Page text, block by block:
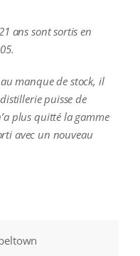
ans sont sortis en
manque de stock, il
puisse de
plus quitté la gamme
avec un nouveau